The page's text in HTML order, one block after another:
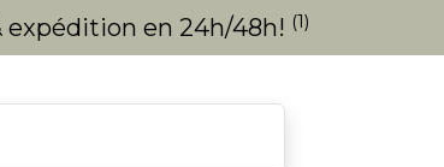
expédition en 24h/48h! (1)